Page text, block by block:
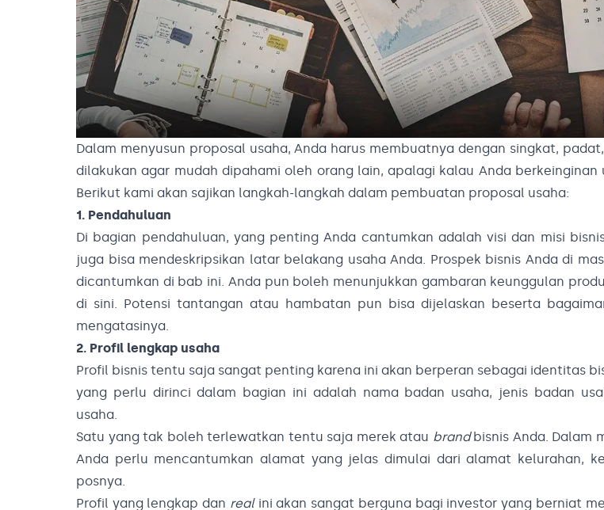
Dalam menyusun proposal usaha, Anda harus membuatnya dengan singkat,
dilakukan agar mudah dipahami oleh orang lain, apalagi kalau Anda berkeinginan
Berikut kami akan sajikan langkah-langkah dalam pembuatan proposal usaha:
1. Pendahuluan
Di bagian pendahuluan, yang penting Anda cantumkan adalah visi dan misi
juga bisa mendeskripsikan latar belakang usaha Anda. Prospek bisnis Anda di
dicantumkan di bab ini. Anda pun boleh menunjukkan gambaran keunggulan
di sini. Potensi tantangan atau hambatan pun bisa dijelaskan beserta
mengatasinya.
2. Profil lengkap usaha
Profil bisnis tentu saja sangat penting karena ini akan berperan sebagai identitas
yang perlu dirinci dalam bagian ini adalah nama badan usaha, jenis badan
usaha.
Satu yang tak boleh terlewatkan tentu saja merek atau brandbisnis Anda. Dalam
Anda perlu mencantumkan alamat yang jelas dimulai dari alamat kelurahan,
posnya.
Profil yang lengkap dan realini akan sangat berguna bagi investor yang berniat